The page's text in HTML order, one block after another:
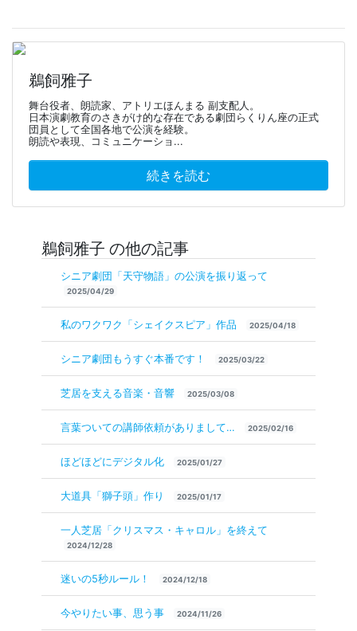
鵜飼雅子
舞台役者、朗読家、アトリエほんまる 副支配人。
日本演劇教育のさきがけ的な存在である劇団らくりん座の正式
団員として全国各地で公演を経験。
朗読や表現、コミュニケーショ...
続きを読む
鵜飼雅子 の他の記事
シニア劇団「天守物語」の公演を振り返って
2025/04/29
私のワクワク「シェイクスピア」作品 2025/04/18
シニア劇団もうすぐ本番です！ 2025/03/22
芝居を支える音楽・音響 2025/03/08
言葉ついての講師依頼がありまして… 2025/02/16
ほどほどにデジタル化 2025/01/27
大道具「獅子頭」作り 2025/01/17
一人芝居「クリスマス・キャロル」を終えて
2024/12/28
迷いの5秒ルール！ 2024/12/18
今やりたい事、思う事 2024/11/26